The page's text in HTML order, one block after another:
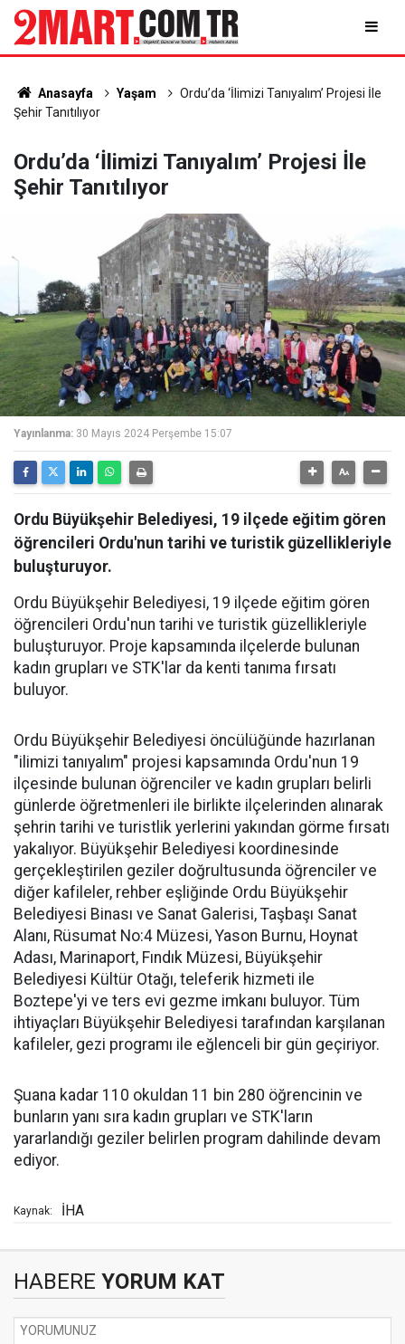
Anasayfa Yaşam
Ordu’da ‘İlimizi Tanıyalım’ Projesi İle
Şehir Tanıtılıyor
Ordu’da ‘İlimizi Tanıyalım’ Projesi İle
Şehir Tanıtılıyor
Yayınlanma: 30 Mayıs 2024 Perşembe 15:07
Ordu Büyükşehir Belediyesi, 19 ilçede eğitim gören
öğrencileri Ordu'nun tarihi ve turistik güzellikleriyle
buluşturuyor.
Ordu Büyükşehir Belediyesi, 19 ilçede eğitim gören
öğrencileri Ordu'nun tarihi ve turistik güzellikleriyle
buluşturuyor. Proje kapsamında ilçelerde bulunan
kadın grupları ve STK'lar da kenti tanıma fırsatı
buluyor.
Ordu Büyükşehir Belediyesi öncülüğünde hazırlanan
"ilimizi tanıyalım" projesi kapsamında Ordu'nun 19
ilçesinde bulunan öğrenciler ve kadın grupları belirli
günlerde öğretmenleri ile birlikte ilçelerinden alınarak
şehrin tarihi ve turistlik yerlerini yakından görme fırsatı
yakalıyor. Büyükşehir Belediyesi koordinesinde
gerçekleştirilen geziler doğrultusunda öğrenciler ve
diğer kafileler, rehber eşliğinde Ordu Büyükşehir
Belediyesi Binası ve Sanat Galerisi, Taşbaşı Sanat
Alanı, Rüsumat No:4 Müzesi, Yason Burnu, Hoynat
Adası, Marinaport, Fındık Müzesi, Büyükşehir
Belediyesi Kültür Otağı, teleferik hizmeti ile
Boztepe'yi ve ters evi gezme imkanı buluyor. Tüm
ihtiyaçları Büyükşehir Belediyesi tarafından karşılanan
kafileler, gezi programı ile eğlenceli bir gün geçiriyor.
Şuana kadar 110 okuldan 11 bin 280 öğrencinin ve
bunların yanı sıra kadın grupları ve STK'ların
yararlandığı geziler belirlen program dahilinde devam
ediyor.
Kaynak: İHA
HABERE YORUM KAT